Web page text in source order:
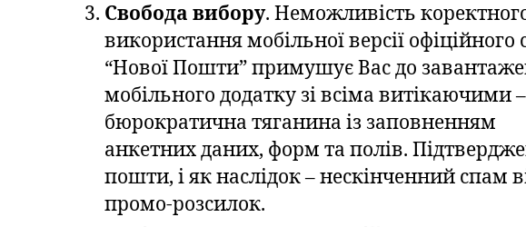
Свобода вибору. Неможливість
використання мобільної версії офіційного
“Нової Пошти” примушує Вас до
мобільного додатку зі всіма витікаючими –
бюрократична тяганина із заповненням
анкетних даних, форм та полів.
пошти, і як наслідок – нескінченний спам
промо-розсилок.